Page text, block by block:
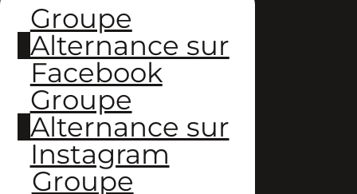
Groupe
Alternance sur
Facebook
Groupe
Alternance sur
Instagram
Groupe